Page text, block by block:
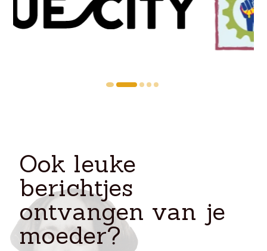
Ook leuke
berichtjes
ontvangen van je
moeder?